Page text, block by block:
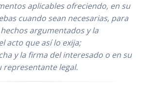
aplicables ofreciendo, en su
cuando sean necesarias, para
argumentados y la
acto que así lo exija;
y la firma del interesado o en su
representante legal.